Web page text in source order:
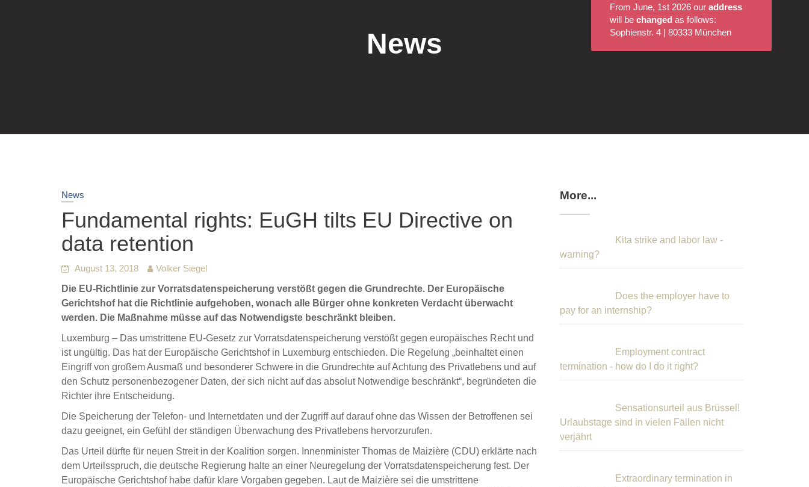
News
News
Fundamental rights: EuGH tilts EU Directive on
data retention
August 13, 2018
Volker Siegel
Die EU-Richtlinie zur Vorratsdatenspeicherung verstößt gegen die Grundrechte. Der Europäische
Gerichtshof hat die Richtlinie aufgehoben, wonach alle Bürger ohne konkreten Verdacht überwacht
werden. Die Maßnahme müsse auf das Notwendigste beschränkt bleiben.
Luxemburg – Das umstrittene EU-Gesetz zur Vorratsdatenspeicherung verstößt gegen europäisches Recht und
ist ungültig. Das hat der Europäische Gerichtshof in Luxemburg entschieden. Die Regelung „beinhaltet einen
Eingriff von großem Ausmaß und besonderer Schwere in die Grundrechte auf Achtung des Privatlebens und auf
den Schutz personenbezogener Daten, der sich nicht auf das absolut Notwendige beschränkt“, begründeten die
Richter ihre Entscheidung.
Die Speicherung der Telefon- und Internetdaten und der Zugriff auf darauf ohne das Wissen der Betroffenen sei
dazu geeignet, ein Gefühl der ständigen Überwachung des Privatlebens hervorzurufen.
Das Urteil dürfte für neuen Streit in der Koalition sorgen. Innenminister Thomas de Maizière (CDU) erklärte nach
dem Urteilsspruch, die deutsche Regierung halte an einer Neuregelung der Vorratsdatenspeicherung fest. Der
Europäische Gerichtshof habe dafür klare Vorgaben gegeben. Laut de Maizière sei die umstrittene
More...
Kita strike and labor law -
warning?
Does the employer have to
pay for an internship?
Employment contract
termination - how do I do it right?
Sensationsurteil aus Brüssel!
Urlaubstage sind in vielen Fällen nicht
verjährt
Extraordinary termination in
From June, 1st 2026 our address
will be changed as follows:
Sophienstr. 4 | 80333 München